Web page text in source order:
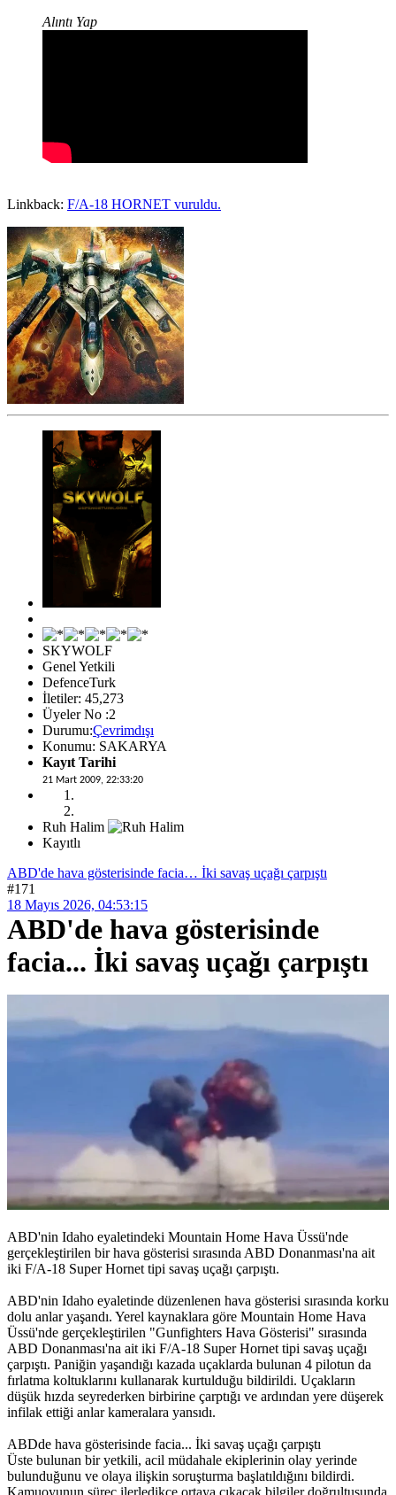
Alıntı Yap
Linkback: F/A-18 HORNET vuruldu.
SKYWOLF
Genel Yetkili
DefenceTurk
İletiler: 45,273
Üyeler No :2
Durumu:Çevrimdışı
Konumu: SAKARYA
Kayıt Tarihi
21 Mart 2009, 22:33:20
Ruh Halim
Kayıtlı
ABD'de hava gösterisinde facia… İki savaş uçağı çarpıştı
#171
18 Mayıs 2026, 04:53:15
ABD'de hava gösterisinde
facia... İki savaş uçağı çarpıştı
ABD'nin Idaho eyaletindeki Mountain Home Hava Üssü'nde
gerçekleştirilen bir hava gösterisi sırasında ABD Donanması'na ait
iki F/A-18 Super Hornet tipi savaş uçağı çarpıştı.
ABD'nin Idaho eyaletinde düzenlenen hava gösterisi sırasında korku
dolu anlar yaşandı. Yerel kaynaklara göre Mountain Home Hava
Üssü'nde gerçekleştirilen "Gunfighters Hava Gösterisi" sırasında
ABD Donanması'na ait iki F/A-18 Super Hornet tipi savaş uçağı
çarpıştı. Paniğin yaşandığı kazada uçaklarda bulunan 4 pilotun da
fırlatma koltuklarını kullanarak kurtulduğu bildirildi. Uçakların
düşük hızda seyrederken birbirine çarptığı ve ardından yere düşerek
infilak ettiği anlar kameralara yansıdı.
ABDde hava gösterisinde facia... İki savaş uçağı çarpıştı
Üste bulunan bir yetkili, acil müdahale ekiplerinin olay yerinde
bulunduğunu ve olaya ilişkin soruşturma başlatıldığını bildirdi.
Kamuoyunun süreç ilerledikçe ortaya çıkacak bilgiler doğrultusunda